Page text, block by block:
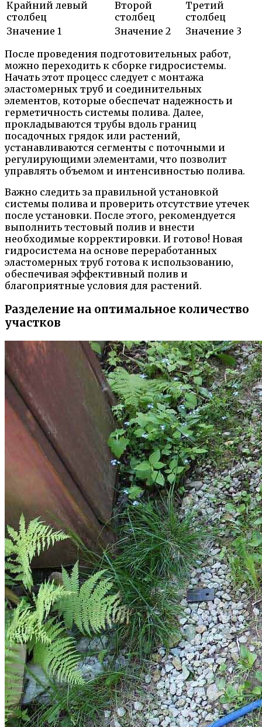
Крайний левый
столбец
Второй
столбец
Третий
столбец
Значение 1
Значение 2
Значение 3
После проведения подготовительных работ,
можно переходить к сборке гидросистемы.
Начать этот процесс следует с монтажа
эластомерных труб и соединительных
элементов, которые обеспечат надежность и
герметичность системы полива. Далее,
прокладываются трубы вдоль границ
посадочных грядок или растений,
устанавливаются сегменты с поточными и
регулирующими элементами, что позволит
управлять объемом и интенсивностью полива.
Важно следить за правильной установкой
системы полива и проверить отсутствие утечек
после установки. После этого, рекомендуется
выполнить тестовый полив и внести
необходимые корректировки. И готово! Новая
гидросистема на основе переработанных
эластомерных труб готова к использованию,
обеспечивая эффективный полив и
благоприятные условия для растений.
Разделение на оптимальное количество
участков